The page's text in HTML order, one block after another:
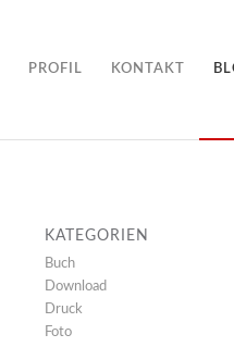
PROFIL KONTAKT
KATEGORIEN
Buch
Download
Druck
Foto